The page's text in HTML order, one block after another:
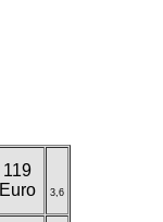
119
Euro
3,6